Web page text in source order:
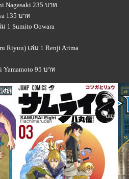
Nagasaki 235 บาท
135 บาท
1 Sumito Oowara
Riyuu) เล่ม 1 Renji Arima
95 บาท